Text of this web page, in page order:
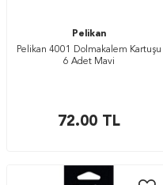
Pelikan
Pelikan 4001 Dolmakalem Kartuşu
6 Adet Mavi
72.00TL